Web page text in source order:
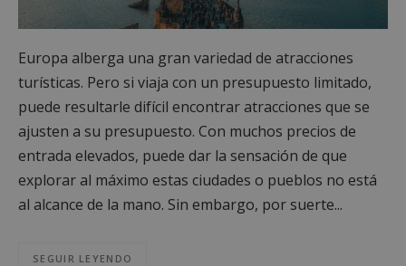
Europa alberga una gran variedad de atracciones
turísticas. Pero si viaja con un presupuesto limitado,
puede resultarle difícil encontrar atracciones que se
ajusten a su presupuesto. Con muchos precios de
entrada elevados, puede dar la sensación de que
explorar al máximo estas ciudades o pueblos no está
al alcance de la mano. Sin embargo, por suerte...
SEGUIR LEYENDO